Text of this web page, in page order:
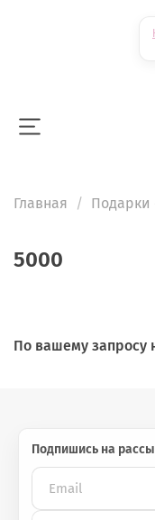
Главная Подарки
5000
По вашему запросу
Подпишись на